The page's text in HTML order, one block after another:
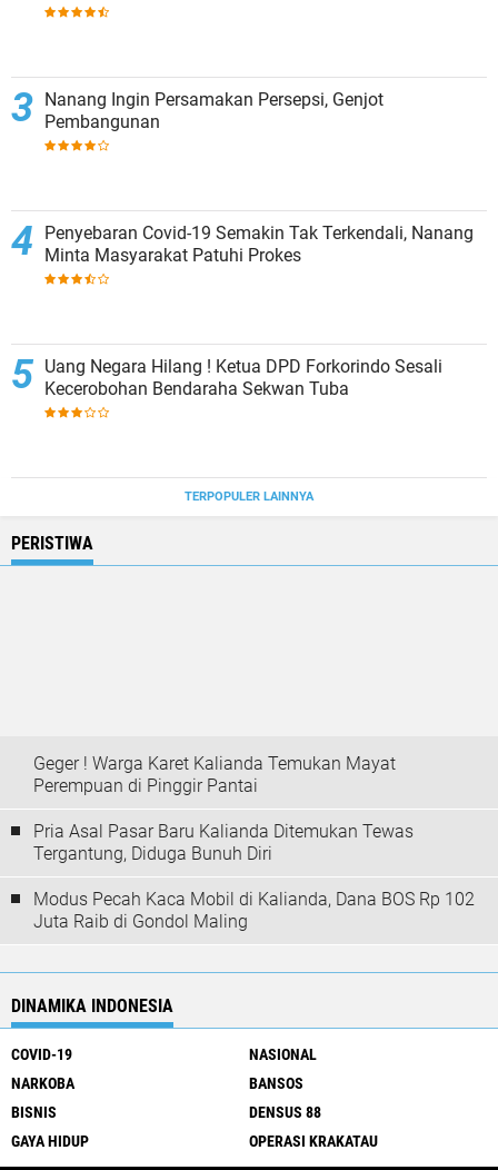
Nanang Ingin Persamakan Persepsi, Genjot
Pembangunan
Penyebaran Covid-19 Semakin Tak Terkendali, Nanang
Minta Masyarakat Patuhi Prokes
Uang Negara Hilang ! Ketua DPD Forkorindo Sesali
Kecerobohan Bendaraha Sekwan Tuba
TERPOPULER LAINNYA
PERISTIWA
Geger ! Warga Karet Kalianda Temukan Mayat
Perempuan di Pinggir Pantai
Pria Asal Pasar Baru Kalianda Ditemukan Tewas
Tergantung, Diduga Bunuh Diri
Modus Pecah Kaca Mobil di Kalianda, Dana BOS Rp 102
Juta Raib di Gondol Maling
DINAMIKA INDONESIA
COVID-19
NASIONAL
NARKOBA
BANSOS
BISNIS
DENSUS 88
GAYA HIDUP
OPERASI KRAKATAU